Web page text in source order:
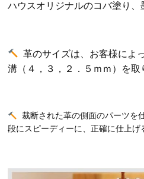
ハウスオリジナルのコバ塗り、
革のサイズは、お客様によ
溝（４，３，２．５ｍｍ）を取
裁断された革の側面のパーツを
段にスピーディーに、正確に仕上げ